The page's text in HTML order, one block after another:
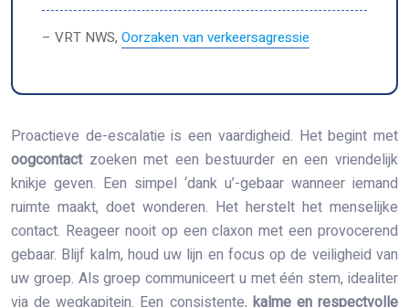
– VRT NWS, Oorzaken van verkeersagressie
Proactieve de-escalatie is een vaardigheid. Het begint met
oogcontactzoeken met een bestuurder en een vriendelijk
knikje geven. Een simpel ‘dank u’-gebaar wanneer iemand
ruimte maakt, doet wonderen. Het herstelt het menselijke
contact. Reageer nooit op een claxon met een provocerend
gebaar. Blijf kalm, houd uw lijn en focus op de veiligheid van
uw groep. Als groep communiceert u met één stem, idealiter